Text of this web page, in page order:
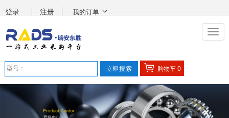
登录 注册 我的订单
购物车0